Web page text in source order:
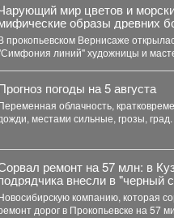
мир цветов и
образы древних
прокопьевском Вернисаже
линий" художницы и
Прогноз погоды на 5 августа
облачность,
местами сильные, грозы, град.
ремонт на 57 млн: в
внесли в "черный
компанию, которая
дорог в Прокопьевске на 57